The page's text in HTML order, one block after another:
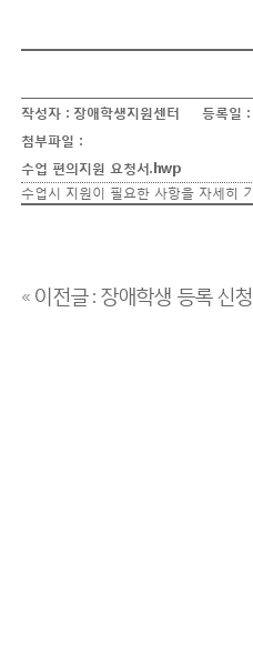
작성자 : 장애학생지원센터
등록일 :
첨부파일 :
수업 편의지원 요청서.hwp
수업시 지원이 필요한 사항을 자세히
« 이전글 : 장애학생 등록 신